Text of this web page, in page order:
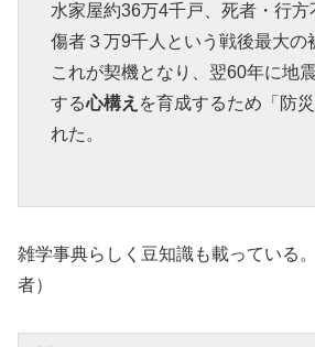
水家屋約36万4千戸、死者・行方
傷者３万9千人という戦後最大の
これが契機となり、翌60年に地
する心構え を育成するため「防
れた。
雑学事典らしく豆知識も載っている
者）